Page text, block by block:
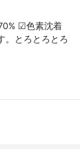
☑︎色素沈着
。とろとろとろ